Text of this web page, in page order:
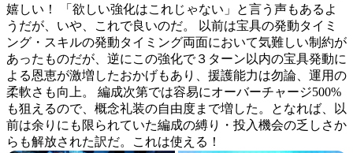
嬉しい！ 「欲しい強化はこれじゃない」と言う声もあるよ
うだが、いや、これで良いのだ。 以前は宝具の発動タイミ
ング・スキルの発動タイミング両面において気難しい制約が
あったものだが、逆にこの強化で３ターン以内の宝具発動に
よる恩恵が激増したおかげもあり、援護能力は勿論、運用の
柔軟さも向上。 編成次第では容易にオーバーチャージ500%
も狙えるので、概念礼装の自由度まで増した。となれば、以
前は余りにも限られていた編成の縛り・投入機会の乏しさか
らも解放された訳だ。これは使える！